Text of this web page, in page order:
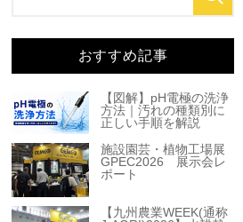
おすすめ記事
【図解】pH電極の洗浄
方法｜汚れの種類別に
正しい手順を解説
施設園芸・植物工場展
GPEC2026 展示会レ
ポート
【九州農業WEEK(通称